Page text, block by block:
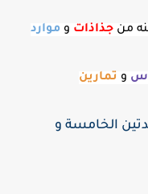
من جذاذات و موارد
و تمارين
الخامسة و